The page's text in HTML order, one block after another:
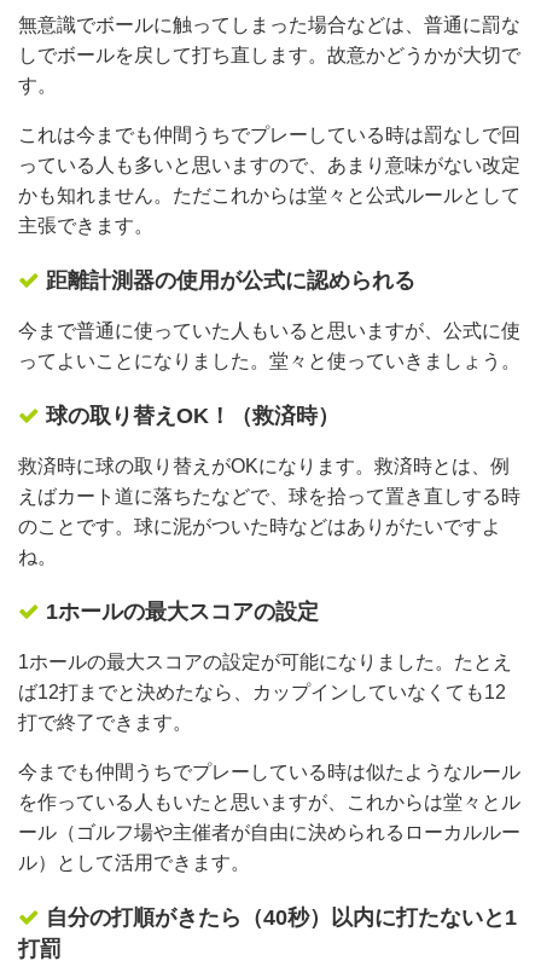
無意識でボールに触ってしまった場合などは、普通に罰な
しでボールを戻して打ち直します。故意かどうかが大切で
す。
これは今までも仲間うちでプレーしている時は罰なしで回
っている人も多いと思いますので、あまり意味がない改定
かも知れません。ただこれからは堂々と公式ルールとして
主張できます。
距離計測器の使用が公式に認められる
今まで普通に使っていた人もいると思いますが、公式に使
ってよいことになりました。堂々と使っていきましょう。
球の取り替えOK！（救済時）
救済時に球の取り替えがOKになります。救済時とは、例
えばカート道に落ちたなどで、球を拾って置き直しする時
のことです。球に泥がついた時などはありがたいですよ
ね。
1ホールの最大スコアの設定
1ホールの最大スコアの設定が可能になりました。たとえ
ば12打までと決めたなら、カップインしていなくても12
打で終了できます。
今までも仲間うちでプレーしている時は似たようなルール
を作っている人もいたと思いますが、これからは堂々とル
ール（ゴルフ場や主催者が自由に決められるローカルルー
ル）として活用できます。
自分の打順がきたら（40秒）以内に打たないと1
打罰